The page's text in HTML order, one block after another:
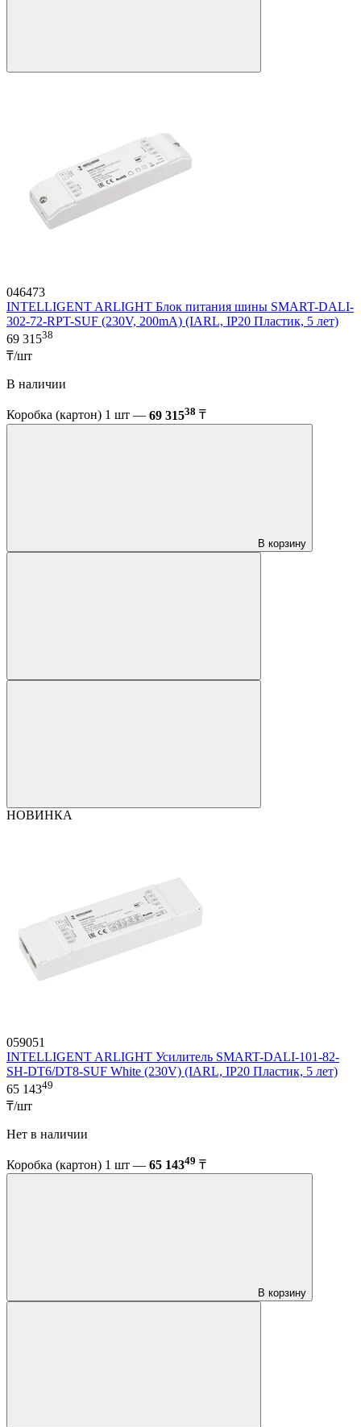
046473
INTELLIGENT ARLIGHT Блок питания шины SMART-DALI-
302-72-RPT-SUF (230V, 200mA) (IARL, IP20 Пластик, 5 лет)
69 31538
₸/шт
В наличии
Коробка (картон) 1 шт — 69 31538 ₸
В корзину
НОВИНКА
059051
INTELLIGENT ARLIGHT Усилитель SMART-DALI-101-82-
SH-DT6/DT8-SUF White (230V) (IARL, IP20 Пластик, 5 лет)
65 14349
₸/шт
Нет в наличии
Коробка (картон) 1 шт — 65 14349 ₸
В корзину